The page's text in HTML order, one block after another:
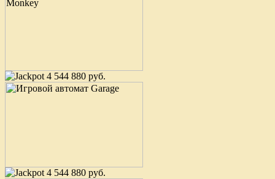
4 544 880 руб.
4 544 880 руб.